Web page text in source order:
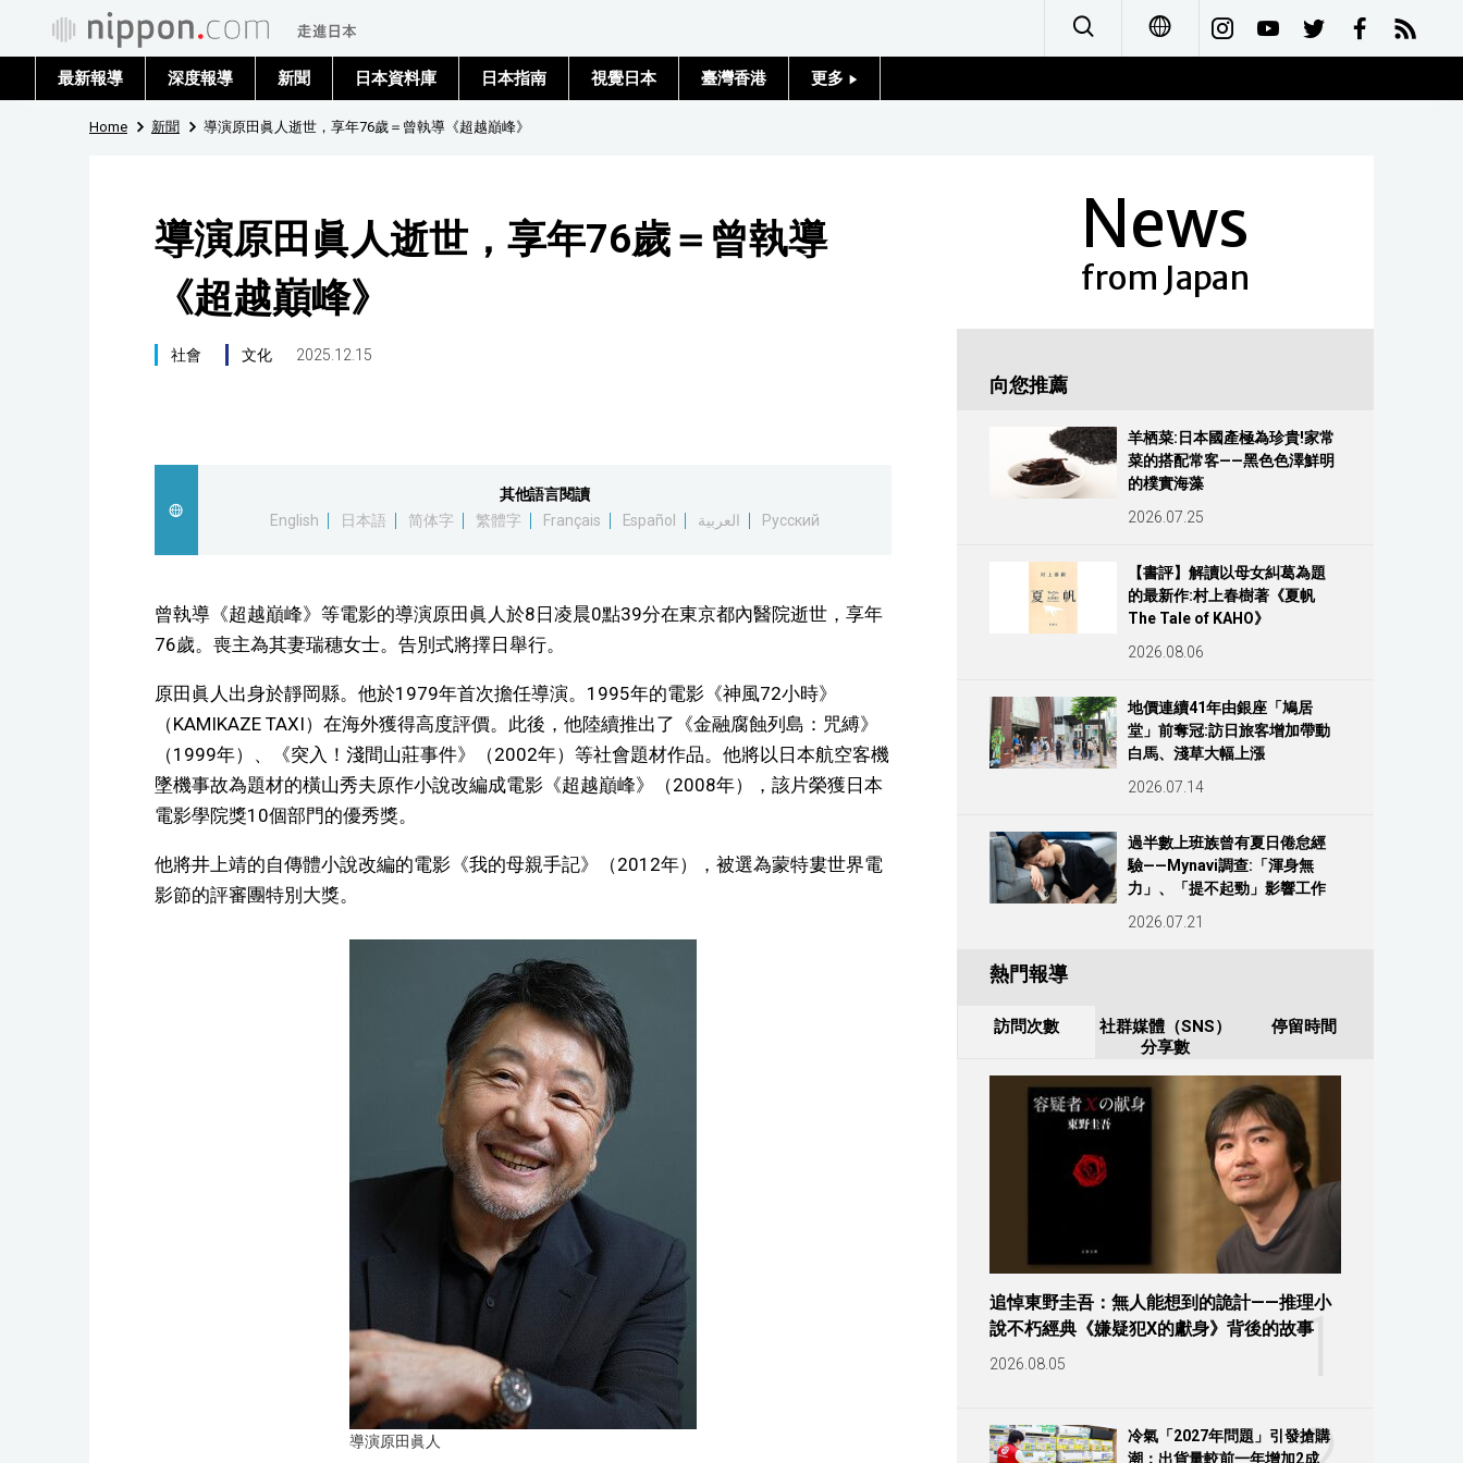
Français
最新報導 深度報導 新聞 日本資料庫 日本指南 視覺日本 臺灣香港 更多
政治外交
生活
東京
編輯部通知
Home 新聞 導演原田眞人逝世，享年76歲＝曾執導《超越巔峰》
導演原田眞人逝世，享年76歲＝曾執導
《超越巔峰》
社會 文化 2025.12.15
其他語言閱讀
English
日本語 简体字 繁體字 Français Español العربية Русский
曾執導《超越巔峰》等電影的導演原田眞人於8日凌晨0點39分在東京都內醫院逝世，享年
76歲。喪主為其妻瑞穗女士。告別式將擇日舉行。
原田眞人出身於靜岡縣。他於1979年首次擔任導演。1995年的電影《神風72小時》
（KAMIKAZE TAXI）在海外獲得高度評價。此後，他陸續推出了《金融腐蝕列島：咒縛》
（1999年）、《突入！淺間山莊事件》（2002年）等社會題材作品。他將以日本航空客機
墜機事故為題材的橫山秀夫原作小說改編成電影《超越巔峰》（2008年），該片榮獲日本
電影學院獎10個部門的優秀獎。
他將井上靖的自傳體小說改編的電影《我的母親手記》（2012年），被選為蒙特婁世界電
影節的評審團特別大獎。
導演原田眞人
News
from Japan
向您推薦
羊栖菜:日本國產極為珍貴!家常
菜的搭配常客——黑色色澤鮮明
的樸實海藻
2026.07.25
【書評】解讀以母女糾葛為題
的最新作:村上春樹著《夏帆
The Tale of KAHO》
2026.08.06
地價連續41年由銀座「鳩居
堂」前奪冠:訪日旅客增加帶動
白馬、淺草大幅上漲
2026.07.14
過半數上班族曾有夏日倦怠經
驗——Mynavi調查:「渾身無
力」、「提不起勁」影響工作
2026.07.21
熱門報導
訪問次數
社群媒體（SNS）
分享數
停留時間
1
追悼東野圭吾：無人能想到的詭計——推理小
說不朽經典《嫌疑犯X的獻身》背後的故事
2026.08.05
冷氣「2027年問題」引發搶購
潮：出貨量較前一年增加2成